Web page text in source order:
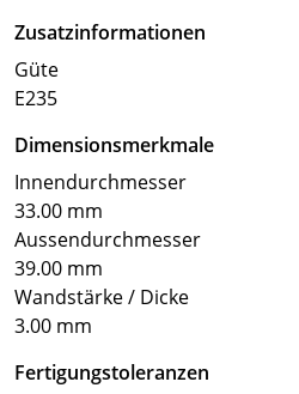
Zusatzinformationen
Güte
E235
Dimensionsmerkmale
Innendurchmesser
33.00 mm
Aussendurchmesser
39.00 mm
Wandstärke / Dicke
3.00 mm
Fertigungstoleranzen